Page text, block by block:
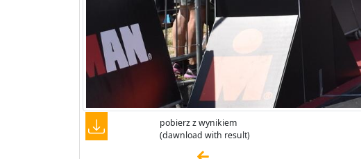
pobierz z wynikiem
(dawnload with result)